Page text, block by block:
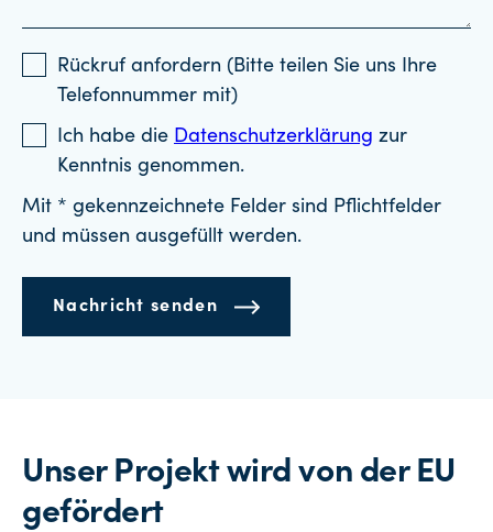
Rückruf anfordern (Bitte teilen Sie uns Ihre
Telefonnummer mit)
Ich habe die Datenschutzerklärung zur
Kenntnis genommen.
Mit * gekennzeichnete Felder sind Pflichtfelder
und müssen ausgefüllt werden.
Nachricht senden
Unser Projekt wird von der EU
gefördert